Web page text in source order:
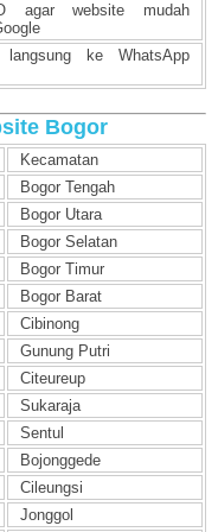
agar website mudah
ke WhatsApp
Bogor
Kecamatan
Bogor Tengah
Bogor Utara
Bogor Selatan
Bogor Timur
Bogor Barat
Cibinong
Gunung Putri
Citeureup
Sukaraja
Sentul
Bojonggede
Cileungsi
Jonggol